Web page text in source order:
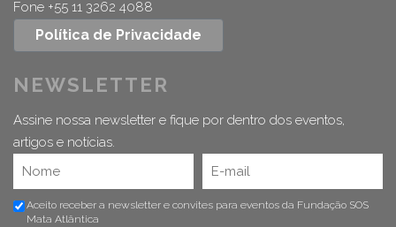
Fone +55 11 3262 4088
Política de Privacidade
NEWSLETTER
Assine nossa newsletter e fique por dentro dos eventos,
artigos e notícias.
Aceito receber a newsletter e convites para eventos da Fundação SOS
Mata Atlântica